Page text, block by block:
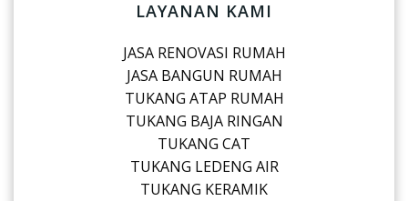
LAYANAN KAMI
JASA RENOVASI RUMAH
JASA BANGUN RUMAH
TUKANG ATAP RUMAH
TUKANG BAJA RINGAN
TUKANG CAT
TUKANG LEDENG AIR
TUKANG KERAMIK